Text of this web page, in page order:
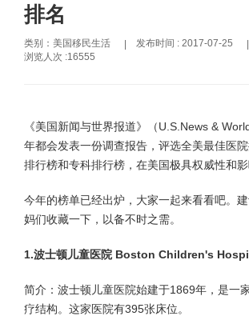
排名
类别：美国移民生活 | 发布时间 : 2017-07-25
|
浏览人次 :16555
《美国新闻与世界报道》（U.S.News &
年都会发表一份调查报告，评选全美最佳医
排行榜和专科排行榜，在美国极具权威性和影
今年的榜单已经出炉，大家一起来看看吧。
妈们收藏一下，以备不时之需。
1.波士顿儿童医院 Boston Children's
简介：波士顿儿童医院始建于1869年，是一
疗结构。这家医院有395张床位。